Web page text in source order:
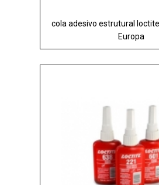
cola adesivo estrutural
Europa